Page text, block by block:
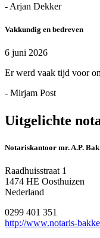
- Arjan Dekker
Vakkundig en bedreven
6 juni 2026
Er werd vaak tijd voor
- Mirjam Post
Uitgelichte
Notariskantoor mr. A.P.
Raadhuisstraat 1
1474 HE Oosthuizen
Nederland
0299 401 351
http://www.notaris-